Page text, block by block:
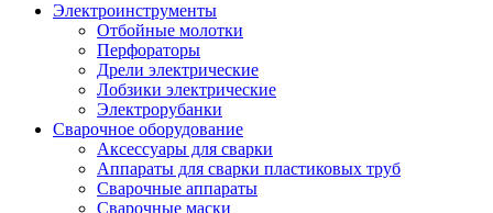
Электроинструменты
Отбойные молотки
Перфораторы
Дрели электрические
Лобзики электрические
Электрорубанки
Сварочное оборудование
Аксессуары для сварки
Аппараты для сварки пластиковых труб
Сварочные аппараты
Сварочные маски